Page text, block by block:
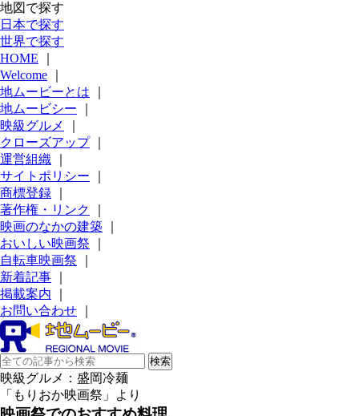
地図で探す
日本で探す
世界で探す
HOME
Welcome
地ムービーとは
地ムービシー
映級グルメ
クローズアップ｜
運営組織
サイトポリシー
商標登録
著作権・リンク
映画のなかの建築
おいしい映画祭
自転車映画祭
新着記事
掲載案内
お問い合わせ
映級グルメ：盛岡冷麺
「もりおか映画祭」より